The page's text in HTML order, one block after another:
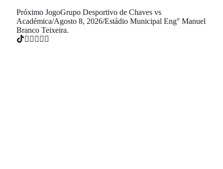
Próximo JogoGrupo Desportivo de Chaves vs
Académica/Agosto 8, 2026/Estádio Municipal Eng° Manuel
Branco Teixeira.